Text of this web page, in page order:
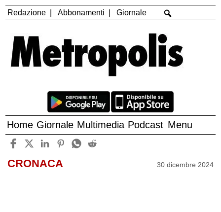
Redazione Abbonamenti Giornale
Home Giornale Multimedia Podcast Menu
CRONACA 30 dicembre 2024